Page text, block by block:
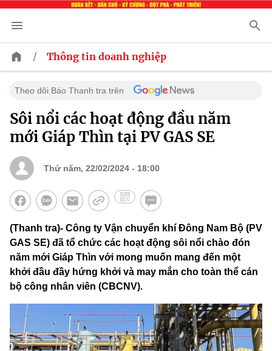
/ Thông tin doanh nghiệp
Theo dõi Báo Thanh tra trên
Sôi nổi các hoạt động đầu năm
mới Giáp Thìn tại PV GAS SE
Thứ năm, 22/02/2024 - 18:00
(Thanh tra)- Công ty Vận chuyển khí Đông Nam Bộ (PV
GAS SE) đã tổ chức các hoạt động sôi nổi chào đón
năm mới Giáp Thìn với mong muốn mang đến một
khởi đầu đầy hứng khởi và may mắn cho toàn thể cán
bộ công nhân viên (CBCNV).